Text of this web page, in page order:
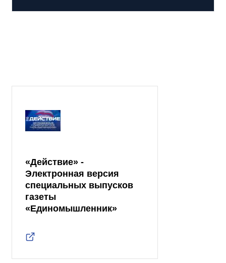
«Действие» -
Электронная версия
специальных выпусков
газеты
«Единомышленник»